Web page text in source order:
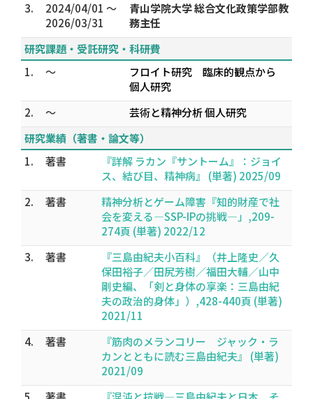
3.
2024/04/01 ～
2026/03/31
青山学院大学 総合文化政策学部教
務主任
研究課題・受託研究・科研費
1.
～
フロイト研究 臨床的観点から
個人研究
2.
～
芸術と精神分析 個人研究
研究業績（著書・論文等）
1.
著書
『詳解 ラカン『サントーム』：ジョイ
ス、結び目、精神病』 (単著) 2025/09
2.
著書
精神分析とゲーム障害『知的財産で社
会を変える―SSP-IPの挑戦―」,209-
274頁 (単著) 2022/12
3.
著書
『三島由紀夫小百科』（井上隆史／久
保田裕子／田尻芳樹／福田大輔／山中
剛史編、「剣と身体の享楽：三島由紀
夫の政治的身体」）,428-440頁 (単著)
2021/11
4.
著書
『筋肉のメランコリー ジャック・ラ
カンとともに読む三島由紀夫』 (単著)
2021/09